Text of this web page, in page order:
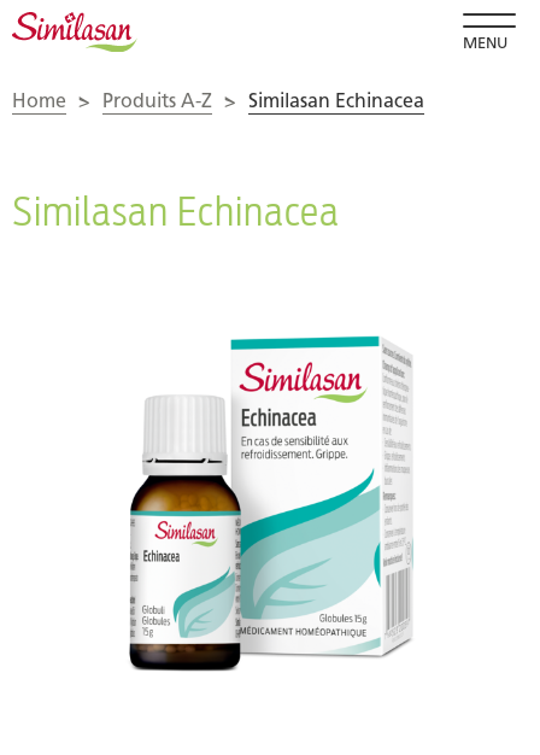
MENU
Home > Produits A-Z > Similasan Echinacea
Similasan Echinacea